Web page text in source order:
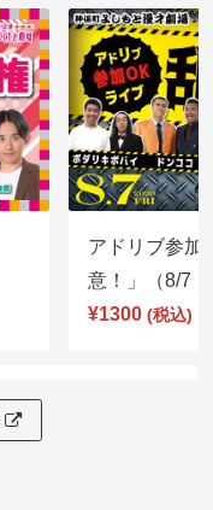
アドリブ参加
意！」（8/7
¥1300 (税込)